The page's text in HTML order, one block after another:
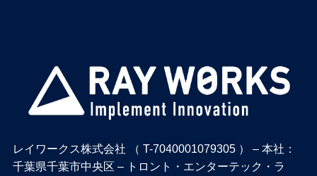
レイワークス株式会社 （ T-7040001079305 ） – 本社：
千葉県千葉市中央区 – トロント・エンターテック・ラ